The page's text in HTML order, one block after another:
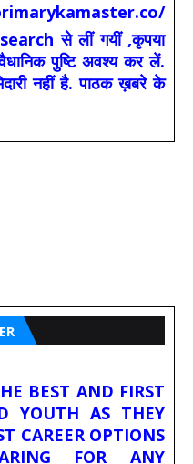
से लीं गयीं ,कृपया
पुष्टि अवश्य कर लें.
नहीं है. पाठक ख़बरे के
BEST AND FIRST
YOUTH AS THEY
CAREER OPTIONS
FOR ANY